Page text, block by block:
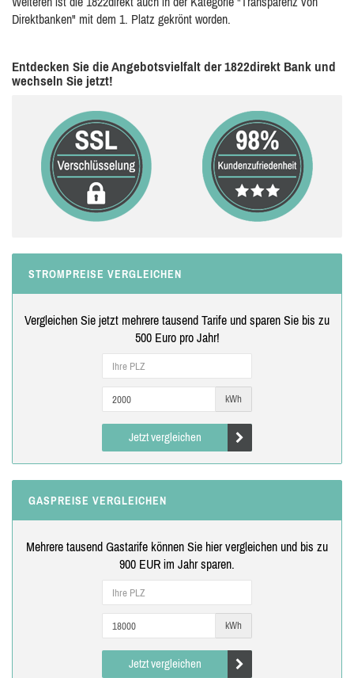
Direktbanken" mit dem 1. Platz gekrönt worden.
Entdecken Sie die Angebotsvielfalt der 1822direkt Bank und
wechseln Sie jetzt!
STROMPREISE VERGLEICHEN
Vergleichen Sie jetzt mehrere tausend Tarife und sparen Sie bis zu
500 Euro pro Jahr!
kWh
Jetzt vergleichen
GASPREISE VERGLEICHEN
Mehrere tausend Gastarife können Sie hier vergleichen und bis zu
900 EUR im Jahr sparen.
kWh
Jetzt vergleichen